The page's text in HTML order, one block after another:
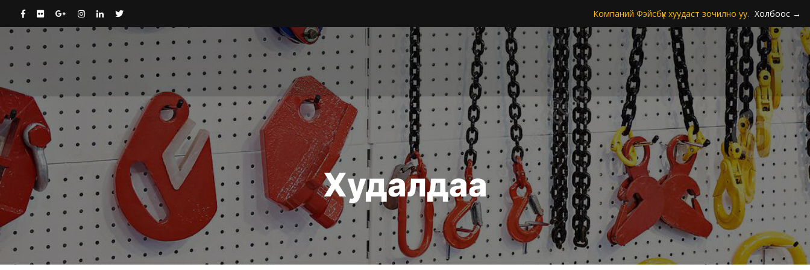
Компаний Фэйсбүүк хуудаст зочилно уу. Холбоос →
Худалдаа